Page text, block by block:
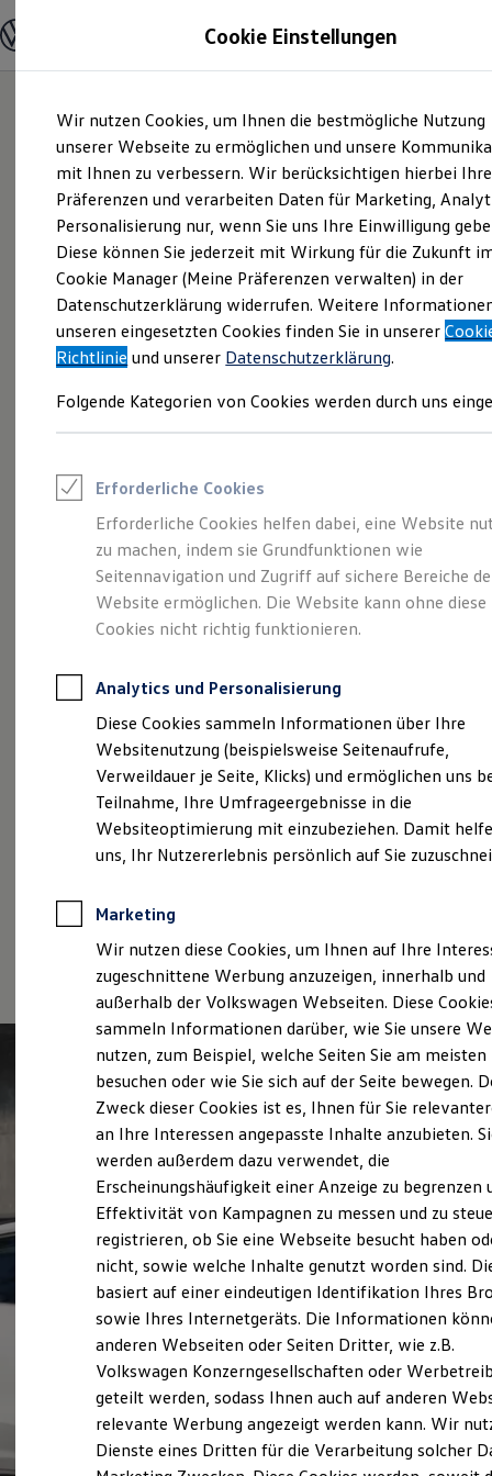
Hauptinhalt
springen
Footer
springen
Modelle und Konfigurator
Modelle vergleichen
Elektroautos
ENERGY Sondermodelle
Nutzfahrzeuge
SUV und CUV
Familienautos
Kombis
Kompaktwagen
Sportwagen
Schnell verfügbare Fahrzeuge
Angebote und Produkte
Aktuelle Angebote
E-Auto-Förderung
Volkswagen Marktplatz
Junge Gebrauchtwagen und Gebrauchtwagen
Saisonangebote
Leasing
Leasing-Angebote
Gebrauchtwagen Leasing
Junge Gebrauchtwagen-Leasing
Elektroauto Leasing
Kleinwagen-Leasing
Leasing ohne Anzahlung
Autokredit mit Schlussrate
Versicherungen und Garantien
Kfz-Versicherung
Restschuldversicherungen
Garantien
Wartungsverträge
Geschäftskunden
Professional Class bei Volkswagen
Großkunden
Behörden
Anpfiff zum Gewinn
Elektroautos
ID. Tutorials
Elektrofahrzeugkonzepte
Reichweite
Reichweite der ID. Modelle
Reichweite im Winter
Laden
Laden unterwegs
Laden Zuhause
Ladezeitensimulator
Batterie
Sicherheit
Garantie und Lebensdauer
Nachhaltigkeit
Technologie
Kosten und Kauf
Verbrauchskosten
Kaufoptionen
E-Auto-Förderung
Software und Konnektivität
Die ID. Software 6
ID. Software Versionen und Updates
Digitale Extras
Schnittstellen zu Ihrem ID.
Sportlich. Flexibel.
Komfortabel.
Entdecken Sie den
T‑Roc!
(Impressum & Rechtliches)
Cookie Einstellungen
Wir nutzen Cookies, um Ihnen die bestmögliche Nutzung
unserer Webseite zu ermöglichen und unsere
mit Ihnen zu verbessern. Wir berücksichtigen hierbei Ihre
Präferenzen und verarbeiten Daten für Marketing,
Personalisierung nur, wenn Sie uns Ihre Einwilligung
Diese können Sie jederzeit mit Wirkung für die Zukunft
Cookie Manager (Meine Präferenzen verwalten) in der
Datenschutzerklärung widerrufen. Weitere
unseren eingesetzten Cookies finden Sie in unserer
Richtlinie und unserer Datenschutzerklärung.
Folgende Kategorien von Cookies werden durch uns
Erforderliche Cookies
Erforderliche Cookies helfen dabei, eine Website
zu machen, indem sie Grundfunktionen wie
Seitennavigation und Zugriff auf sichere Bereiche
Website ermöglichen. Die Website kann ohne diese
Cookies nicht richtig funktionieren.
Analytics und Personalisierung
Diese Cookies sammeln Informationen über Ihre
Websitenutzung (beispielsweise Seitenaufrufe,
Verweildauer je Seite, Klicks) und ermöglichen uns
Teilnahme, Ihre Umfrageergebnisse in die
Websiteoptimierung mit einzubeziehen. Damit
uns, Ihr Nutzererlebnis persönlich auf Sie
Marketing
Wir nutzen diese Cookies, um Ihnen auf Ihre
zugeschnittene Werbung anzuzeigen, innerhalb und
außerhalb der Volkswagen Webseiten. Diese
sammeln Informationen darüber, wie Sie unsere
nutzen, zum Beispiel, welche Seiten Sie am meisten
besuchen oder wie Sie sich auf der Seite bewegen.
Zweck dieser Cookies ist es, Ihnen für Sie
an Ihre Interessen angepasste Inhalte anzubieten.
werden außerdem dazu verwendet, die
Erscheinungshäufigkeit einer Anzeige zu begrenzen
Effektivität von Kampagnen zu messen und zu
registrieren, ob Sie eine Webseite besucht haben
nicht, sowie welche Inhalte genutzt worden sind.
basiert auf einer eindeutigen Identifikation Ihres
sowie Ihres Internetgeräts. Die Informationen
anderen Webseiten oder Seiten Dritter, wie z.B.
Volkswagen Konzerngesellschaften oder
geteilt werden, sodass Ihnen auch auf anderen
relevante Werbung angezeigt werden kann. Wir
Dienste eines Dritten für die Verarbeitung solcher